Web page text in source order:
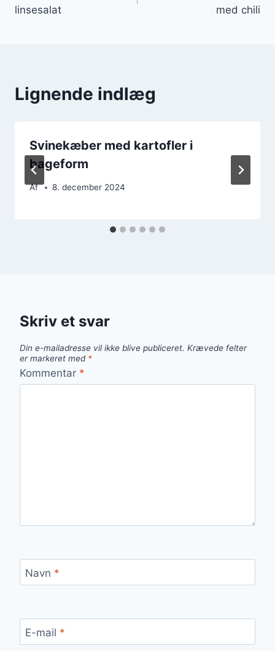
linsesalat
med chili
Lignende indlæg
Svinekæber med kartofler i
bageform
Af 8. december 2024
Skriv et svar
Din e-mailadresse vil ikke blive publiceret. Krævede felter
er markeret med *
Kommentar *
Navn *
E-mail *